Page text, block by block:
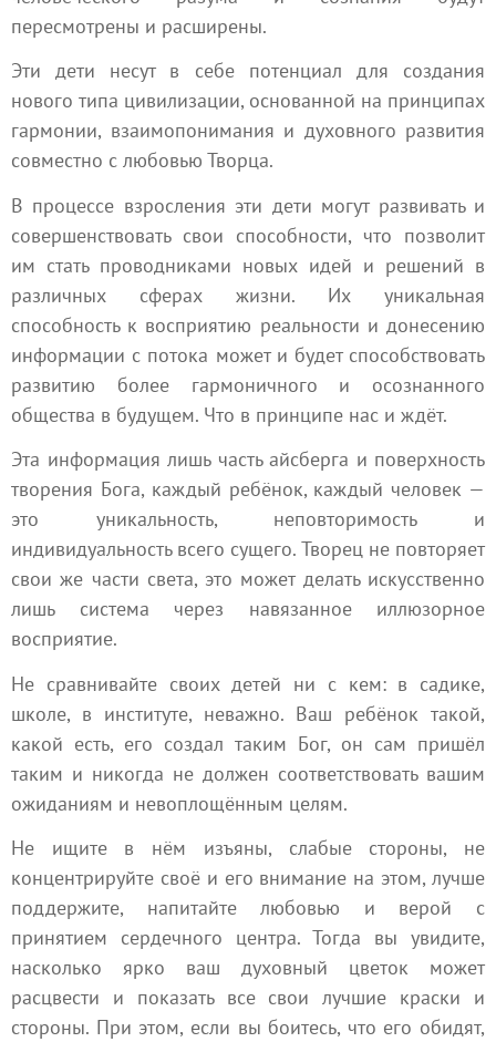
пересмотрены и расширены.
Эти дети несут в себе потенциал для создания
нового типа цивилизации, основанной на принципах
гармонии, взаимопонимания и духовного развития
совместно с любовью Творца.
В процессе взросления эти дети могут развивать и
совершенствовать свои способности, что позволит
им стать проводниками новых идей и решений в
различных сферах жизни. Их уникальная
способность к восприятию реальности и донесению
информации с потока может и будет способствовать
развитию более гармоничного и осознанного
общества в будущем. Что в принципе нас и ждёт.
Эта информация лишь часть айсберга и поверхность
творения Бога, каждый ребёнок, каждый человек —
это уникальность, неповторимость и
индивидуальность всего сущего. Творец не повторяет
свои же части света, это может делать искусственно
лишь система через навязанное иллюзорное
восприятие.
Не сравнивайте своих детей ни с кем: в садике,
школе, в институте, неважно. Ваш ребёнок такой,
какой есть, его создал таким Бог, он сам пришёл
таким и никогда не должен соответствовать вашим
ожиданиям и невоплощённым целям.
Не ищите в нём изъяны, слабые стороны, не
концентрируйте своё и его внимание на этом, лучше
поддержите, напитайте любовью и верой с
принятием сердечного центра. Тогда вы увидите,
насколько ярко ваш духовный цветок может
расцвести и показать все свои лучшие краски и
стороны. При этом, если вы боитесь, что его обидят,